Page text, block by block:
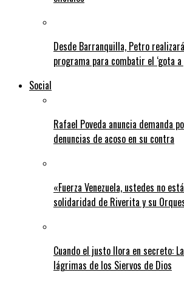
Desde Barranquilla, Petro
programa para combatir el ‘gota a
Social
Rafael Poveda anuncia demanda
denuncias de acoso en su contra
«Fuerza Venezuela, ustedes no
solidaridad de Riverita y su
Cuando el justo llora en secreto:
lágrimas de los Siervos de Dios